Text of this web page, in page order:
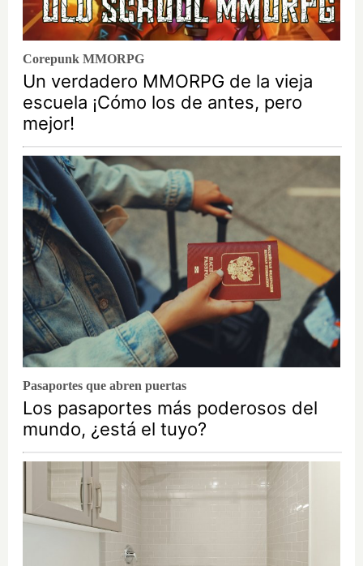
Corepunk MMORPG
Un verdadero MMORPG de la vieja
escuela ¡Cómo los de antes, pero
mejor!
Pasaportes que abren puertas
Los pasaportes más poderosos del
mundo, ¿está el tuyo?